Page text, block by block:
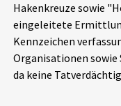
Leipziger Zustände
Schlaglichter
Hakenkreuze sowie
eingeleitete
Kennzeichen
Organisationen
da keine